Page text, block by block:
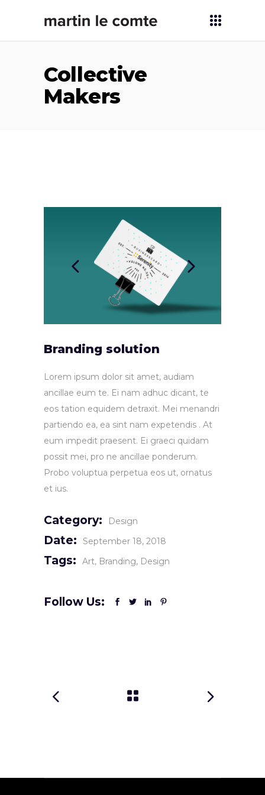
Collective
Makers
Branding solution
Lorem ipsum dolor sit amet, audiam
ancillae eum te. Ei nam adhuc dicant, te
eos tation equidem detraxit. Mei menandri
partiendo ea, ea sint nam expetendis . At
eum impedit praesent. Ei graeci quidam
possit mei, pro ne ancillae ponderum.
Probo voluptua perpetua eos ut, ornatus
et ius.
Category: Design
Date: September 18, 2018
Tags: Art Branding Design
Follow Us: